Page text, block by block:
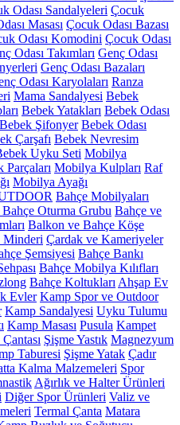
Odası Sandalyeleri Çocuk
Masası Çocuk Odası Bazası
Odası Komodini Çocuk Odası
Odası Takımları Genç Odası
Genç Odası Bazaları
Odası Karyolaları Ranza
Mama Sandalyesi Bebek
Bebek Yatakları Bebek Odası
Bebek Şifonyer Bebek Odası
Çarşafı Bebek Nevresim
Uyku Seti Mobilya
Mobilya Kulpları Raf
Mobilya Ayağı
Bahçe Mobilyaları
Oturma Grubu Bahçe ve
Balkon ve Bahçe Köşe
Minderi Çardak ve Kameriyeler
Şemsiyesi Bahçe Bankı
Bahçe Mobilya Kılıfları
Bahçe Koltukları Ahşap Ev
Evler Kamp Spor ve Outdoor
Kamp Sandalyesi Uyku Tulumu
Kamp Masası Pusula Kampet
Şişme Yastık Magnezyum
Taburesi Şişme Yatak Çadır
Kalma Malzemeleri Spor
Ağırlık ve Halter Ürünleri
Diğer Spor Ürünleri Valiz ve
Termal Çanta Matara